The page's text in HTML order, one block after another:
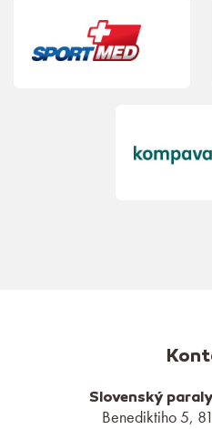
Slovenský
Benediktiho 5,